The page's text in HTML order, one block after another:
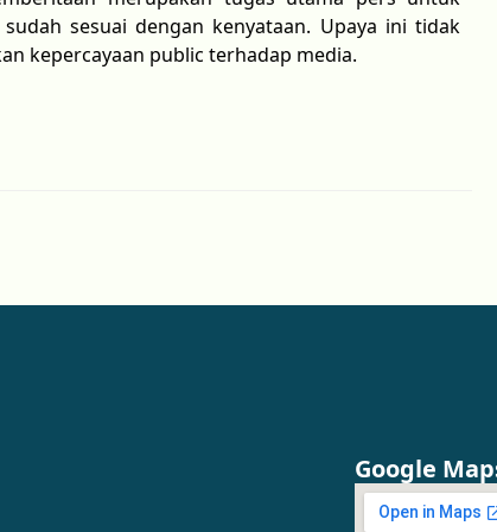
sesuai dengan kenyataan. Upaya ini tidak
kepercayaan public terhadap media.
Google